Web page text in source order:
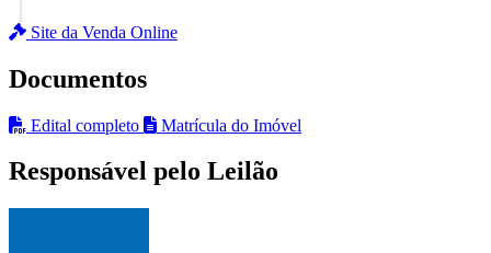
Site da Venda Online
Documentos
Edital completo Matrícula do Imóvel
Responsável pelo Leilão